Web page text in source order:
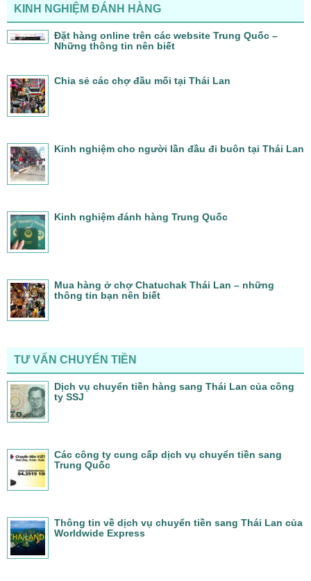
KINH NGHIỆM ĐÁNH HÀNG
Đặt hàng online trên các website Trung Quốc –
Những thông tin nên biết
Chia sẻ các chợ đầu mối tại Thái Lan
Kinh nghiệm cho người lần đầu đi buôn tại Thái Lan
Kinh nghiệm đánh hàng Trung Quốc
Mua hàng ở chợ Chatuchak Thái Lan – những
thông tin bạn nên biết
TƯ VẤN CHUYỂN TIỀN
Dịch vụ chuyển tiền hàng sang Thái Lan của công
ty SSJ
Các công ty cung cấp dịch vụ chuyển tiền sang
Trung Quốc
Thông tin về dịch vụ chuyển tiền sang Thái Lan của
Worldwide Express